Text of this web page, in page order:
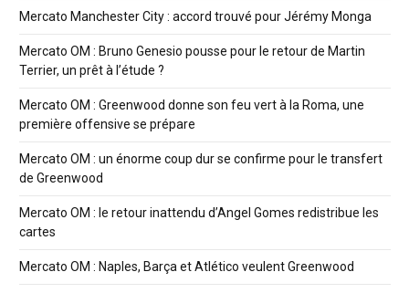
Mercato Manchester City : accord trouvé pour Jérémy Monga
Mercato OM : Bruno Genesio pousse pour le retour de Martin
Terrier, un prêt à l’étude ?
Mercato OM : Greenwood donne son feu vert à la Roma, une
première offensive se prépare
Mercato OM : un énorme coup dur se confirme pour le transfert
de Greenwood
Mercato OM : le retour inattendu d’Angel Gomes redistribue les
cartes
Mercato OM : Naples, Barça et Atlético veulent Greenwood